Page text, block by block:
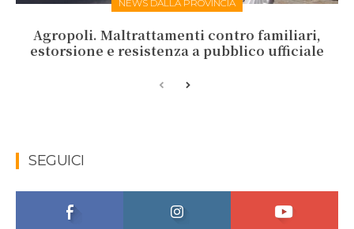
NEWS DALLA PROVINCIA
Agropoli. Maltrattamenti contro familiari,
estorsione e resistenza a pubblico ufficiale
SEGUICI